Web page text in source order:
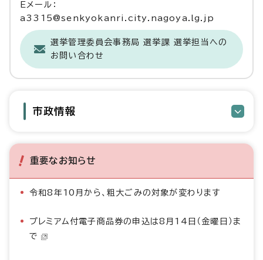
Eメール：
a3315@senkyokanri.city.nagoya.lg.jp
選挙管理委員会事務局 選挙課 選挙担当への
お問い合わせ
市政情報
重要なお知らせ
令和8年10月から、粗大ごみの対象が変わります
プレミアム付電子商品券の申込は8月14日（金曜日）ま
で